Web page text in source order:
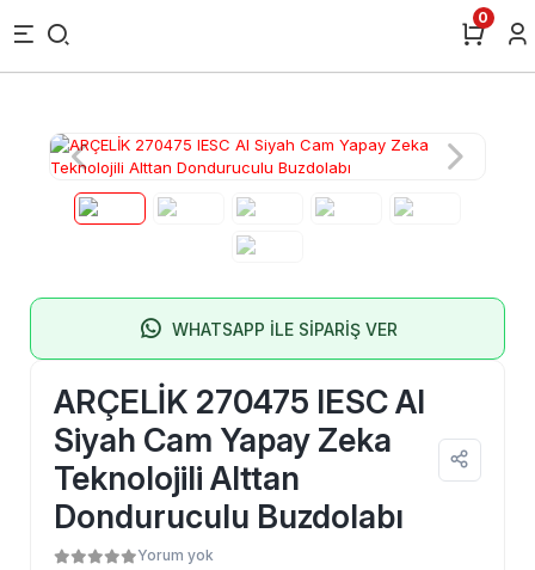
0
WHATSAPP İLE SİPARİŞ VER
ARÇELİK 270475 IESC AI
Siyah Cam Yapay Zeka
Teknolojili Alttan
Donduruculu Buzdolabı
Yorum yok